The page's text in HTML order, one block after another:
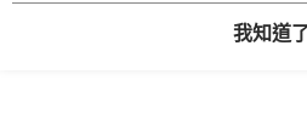
我知道